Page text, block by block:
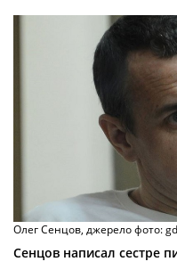
Олег Сенцов, джерело фото:
Сенцов написал сестре